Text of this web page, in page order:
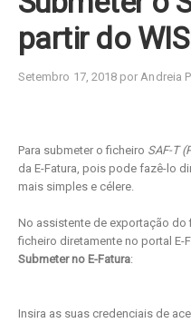
partir do
Setembro 17, 2018 por Andreia
Para submeter o ficheiro SAF-T
da E-Fatura, pois pode fazê-lo
mais simples e célere.
No assistente de exportação do
ficheiro diretamente no portal E-
Submeter no E-Fatura:
Insira as suas credenciais de